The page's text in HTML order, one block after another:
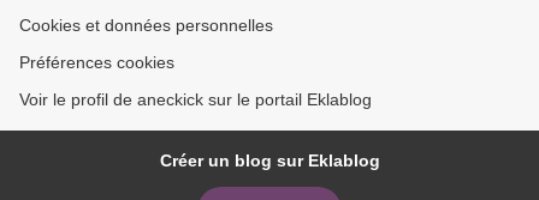
Cookies et données personnelles
Préférences cookies
Voir le profil de aneckick sur le portail Eklablog
Créer un blog sur Eklablog